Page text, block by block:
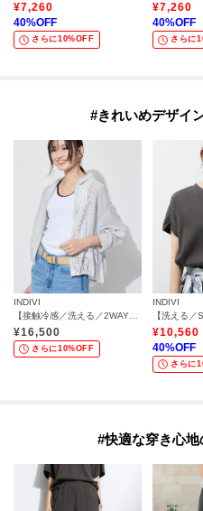
¥7,260
40%OFF
さらに10%OFF
¥7,260
40%OFF
さらに
#きれいめデザイ
INDIVI
¥16,500
さらに10%OFF
INDIVI
¥10,560
40%OFF
さらに
#快適な穿き心